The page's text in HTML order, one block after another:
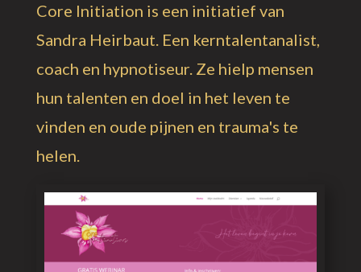
Core Initiation is een initiatief van
Sandra Heirbaut. Een kerntalentanalist,
coach en hypnotiseur. Ze hielp mensen
hun talenten en doel in het leven te
vinden en oude pijnen en trauma's te
helen.